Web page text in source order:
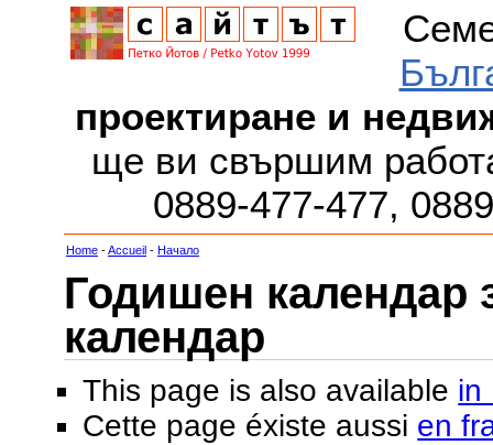
проектиране и
ще ви свършим
0889-477-477,
Home -Accueil - Начало
Годишен календар
календар
This page is also available in
Cette page éxiste aussi en